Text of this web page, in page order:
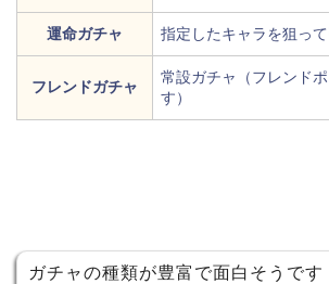
運命ガチャ 指定したキャラを狙っ
フレンドガチャ
常設ガチャ（フレンド
す）
ガチャの種類が豊富で面白そうです